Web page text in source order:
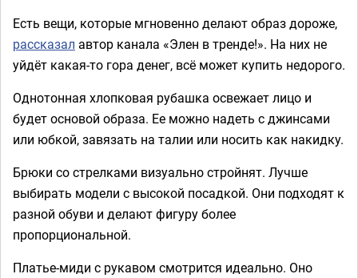
Есть вещи, которые мгновенно делают образ дороже,
рассказал автор канала «Элен в тренде!». На них не
уйдёт какая-то гора денег, всё может купить недорого.
Однотонная хлопковая рубашка освежает лицо и
будет основой образа. Ее можно надеть с джинсами
или юбкой, завязать на талии или носить как накидку.
Брюки со стрелками визуально стройнят. Лучше
выбирать модели с высокой посадкой. Они подходят к
разной обуви и делают фигуру более
пропорциональной.
Платье-миди с рукавом смотрится идеально. Оно